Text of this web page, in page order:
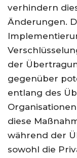
verhindern
Änderungen.
der
gegenüber
entlang des
diese
während der
sowohl die